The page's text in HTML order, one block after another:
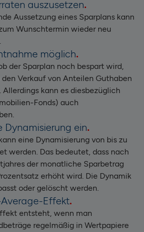
auszusetzen
Aussetzung eines Sparplans kann
Wunschtermin wieder neu
möglich
der Sparplan noch bespart wird,
Verkauf von Anteilen Guthaben
kann es diesbezüglich
Fonds) auch
Dynamisierung ein
eine Dynamisierung von bis zu
werden. Das bedeutet, dass nach
der monatliche Sparbetrag
erhöht wird. Die Dynamik
oder gelöscht werden.
Average-Effekt
entsteht, wenn man
regelmäßig in Wertpapiere